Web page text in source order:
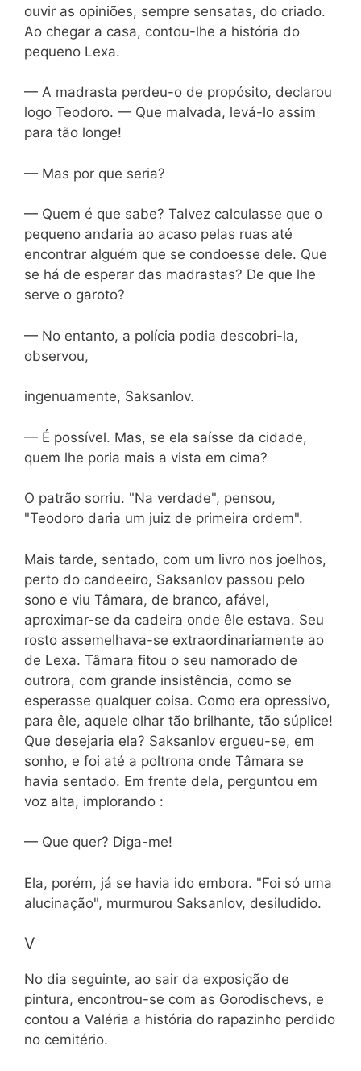
ouvir as opiniões, sempre sensatas, do criado.
Ao chegar a casa, contou-lhe a história do
pequeno Lexa.
— A madrasta perdeu-o de propósito, declarou
logo Teodoro. — Que malvada, levá-lo assim
para tão longe!
— Mas por que seria?
— Quem é que sabe? Talvez calculasse que o
pequeno andaria ao acaso pelas ruas até
encontrar alguém que se condoesse dele. Que
se há de esperar das madrastas? De que lhe
serve o garoto?
— No entanto, a polícia podia descobri-la,
observou,
ingenuamente, Saksanlov.
— É possível. Mas, se ela saísse da cidade,
quem lhe poria mais a vista em cima?
O patrão sorriu. "Na verdade", pensou,
"Teodoro daria um juiz de primeira ordem".
Mais tarde, sentado, com um livro nos joelhos,
perto do candeeiro, Saksanlov passou pelo
sono e viu Tâmara, de branco, afável,
aproximar-se da cadeira onde êle estava. Seu
rosto assemelhava-se extraordinariamente ao
de Lexa. Tâmara fitou o seu namorado de
outrora, com grande insistência, como se
esperasse qualquer coisa. Como era opressivo,
para êle, aquele olhar tão brilhante, tão súplice!
Que desejaria ela? Saksanlov ergueu-se, em
sonho, e foi até a poltrona onde Tâmara se
havia sentado. Em frente dela, perguntou em
voz alta, implorando :
— Que quer? Diga-me!
Ela, porém, já se havia ido embora. "Foi só uma
alucinação", murmurou Saksanlov, desiludido.
V
No dia seguinte, ao sair da exposição de
pintura, encontrou-se com as Gorodischevs, e
contou a Valéria a história do rapazinho perdido
no cemitério.